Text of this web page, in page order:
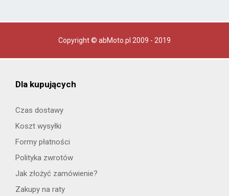
Copyright © abMoto.pl 2009 - 2019
Dla kupujących
Czas dostawy
Koszt wysyłki
Formy płatności
Polityka zwrotów
Jak złożyć zamówienie?
Zakupy na raty